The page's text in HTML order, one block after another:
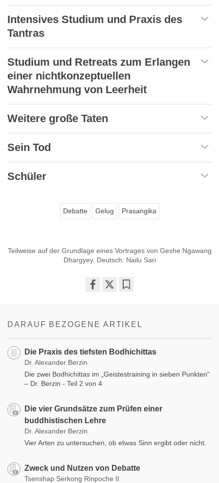
Intensives Studium und Praxis des
Tantras
Studium und Retreats zum Erlangen
einer nichtkonzeptuellen
Wahrnehmung von Leerheit
Weitere große Taten
Sein Tod
Schüler
Debatte Gelug Prasangika
Teilweise auf der Grundlage eines Vortrages von Geshe Ngawang
Dhargyey. Deutsch: Nailu Sari
DARAUF BEZOGENE ARTIKEL
Die Praxis des tiefsten Bodhichittas
Dr. Alexander Berzin
Die zwei Bodhichittas im „Geistestraining in sieben Punkten“
– Dr. Berzin - Teil 2 von 4
Die vier Grundsätze zum Prüfen einer
buddhistischen Lehre
Dr. Alexander Berzin
Vier Arten zu untersuchen, ob etwas Sinn ergibt oder nicht.
Zweck und Nutzen von Debatte
Tsenshap Serkong Rinpoche II